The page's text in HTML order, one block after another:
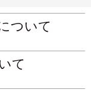
ついて
て